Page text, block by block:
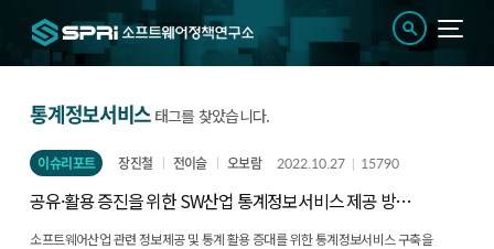
통계정보서비스 태그를 찾았습니다.
이슈리포트 장진철 전이슬 오보람 2022.10.27 15790
공유·활용 증진을 위한 SW산업 통계정보서비스 제공 방향
도출
소프트웨어산업 관련 정보제공 및 통계 활용 증대를 위한 통계정보서비스 구축을